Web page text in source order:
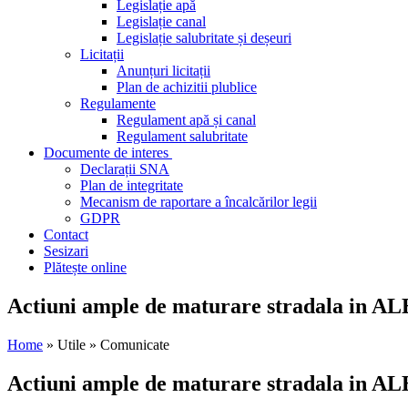
Legislație apă
Legislație canal
Legislație salubritate și deșeuri
Licitații
Anunțuri licitații
Plan de achizitii plublice
Regulamente
Regulament apă și canal
Regulament salubritate
Documente de interes
Declarații SNA
Plan de integritate
Mecanism de raportare a încalcărilor legii
GDPR
Contact
Sesizari
Plătește online
Actiuni ample de maturare stradala in
Home » Utile » Comunicate
Actiuni ample de maturare stradala in